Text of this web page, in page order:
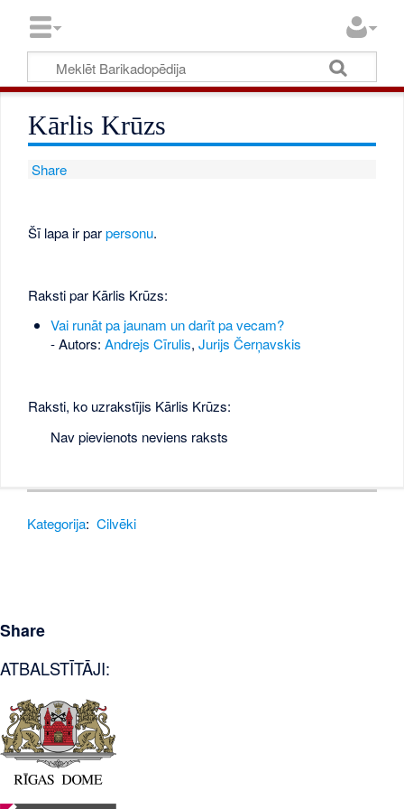
Kārlis Krūzs
Share
Šī lapa ir parpersonu.
Raksti par Kārlis Krūzs:
Vai runāt pa jaunam un darīt pa vecam?
- Autors: Andrejs Cīrulis, Jurijs Čerņavskis
Raksti, ko uzrakstījis Kārlis Krūzs:
Nav pievienots neviens raksts
Kategorija: Cilvēki
Share
ATBALSTĪTĀJI: